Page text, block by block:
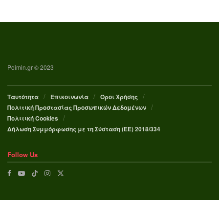
Poimin.gr © 2023
Ταυτότητα Επικοινωνία
Όροι Χρήσης
Πολιτική Προστασίας Προσωπικών Δεδομένων
Πολιτική Cookies
Δήλωση Συμμόρφωσης με τη Σύσταση (ΕΕ) 2018/334
Follow Us